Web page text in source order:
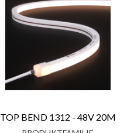
TOP BEND 1312 - 48V 20M